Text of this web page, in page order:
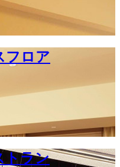
フロア
トラン